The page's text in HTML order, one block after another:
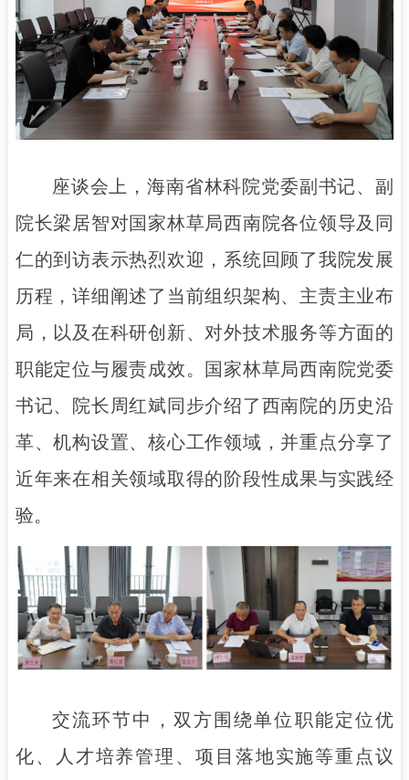
座谈会上，海南省林科院党委副书记、副
院长梁居智对国家林草局西南院各位领导及同
仁的到访表示热烈欢迎，系统回顾了我院发展
历程，详细阐述了当前组织架构、主责主业布
局，以及在科研创新、对外技术服务等方面的
职能定位与履责成效。国家林草局西南院党委
书记、院长周红斌同步介绍了西南院的历史沿
革、机构设置、核心工作领域，并重点分享了
近年来在相关领域取得的阶段性成果与实践经
验。
交流环节中，双方围绕单位职能定位优
化、人才培养管理、项目落地实施等重点议